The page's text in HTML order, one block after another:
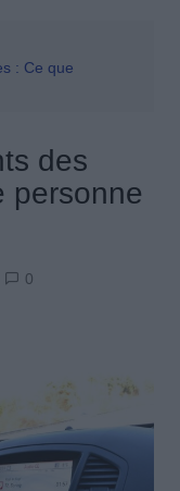
: Ce que
des
personne
0